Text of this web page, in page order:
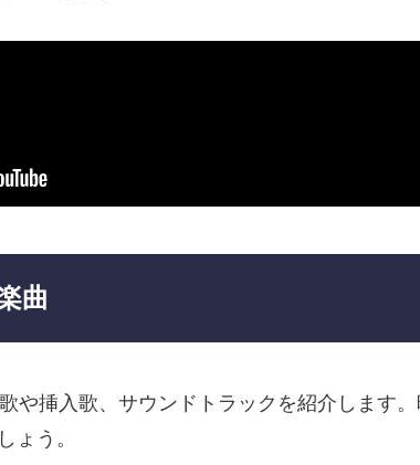
曲
や挿入歌、サウンドトラックを紹介します
ょう。